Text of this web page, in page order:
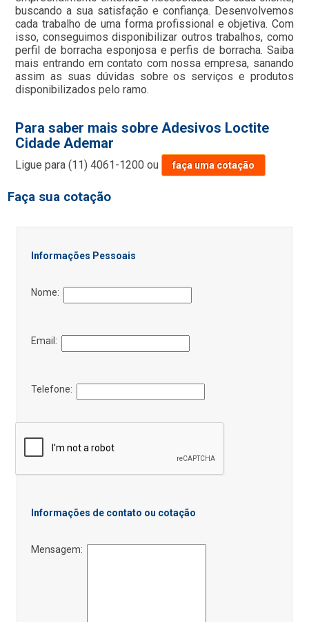
buscando a sua satisfação e confiança. Desenvolvemos
cada trabalho de uma forma profissional e objetiva. Com
isso, conseguimos disponibilizar outros trabalhos, como
perfil de borracha esponjosa e perfis de borracha. Saiba
mais entrando em contato com nossa empresa, sanando
assim as suas dúvidas sobre os serviços e produtos
disponibilizados pelo ramo.
Para saber mais sobre Adesivos Loctite
Cidade Ademar
Ligue para(11) 4061-1200 ou faça uma cotação
Faça sua cotação
Informações Pessoais
Nome:
Email:
Telefone:
Informações de contato ou cotação
Mensagem: